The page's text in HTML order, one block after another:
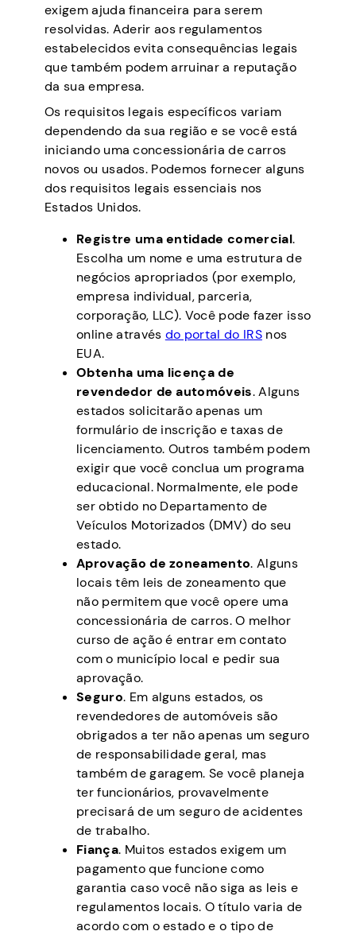
exigem ajuda financeira para serem
resolvidas. Aderir aos regulamentos
estabelecidos evita consequências legais
que também podem arruinar a reputação
da sua empresa.
Os requisitos legais específicos variam
dependendo da sua região e se você está
iniciando uma concessionária de carros
novos ou usados. Podemos fornecer alguns
dos requisitos legais essenciais nos
Estados Unidos.
Registre uma entidade comercial.
Escolha um nome e uma estrutura de
negócios apropriados (por exemplo,
empresa individual, parceria,
corporação, LLC). Você pode fazer isso
online através do portal do IRSnos
EUA.
Obtenha uma licença de
revendedor de automóveis. Alguns
estados solicitarão apenas um
formulário de inscrição e taxas de
licenciamento. Outros também podem
exigir que você conclua um programa
educacional. Normalmente, ele pode
ser obtido no Departamento de
Veículos Motorizados (DMV) do seu
estado.
Aprovação de zoneamento. Alguns
locais têm leis de zoneamento que
não permitem que você opere uma
concessionária de carros. O melhor
curso de ação é entrar em contato
com o município local e pedir sua
aprovação.
Seguro. Em alguns estados, os
revendedores de automóveis são
obrigados a ter não apenas um seguro
de responsabilidade geral, mas
também de garagem. Se você planeja
ter funcionários, provavelmente
precisará de um seguro de acidentes
de trabalho.
Fiança. Muitos estados exigem um
pagamento que funcione como
garantia caso você não siga as leis e
regulamentos locais. O título varia de
acordo com o estado e o tipo de